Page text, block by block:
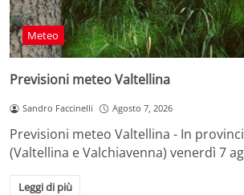
Meteo
Previsioni meteo Valtellina
Sandro Faccinelli Agosto 7, 2026
Previsioni meteo Valtellina - In
(Valtellina e Valchiavenna) venerdì 7
Leggi di più